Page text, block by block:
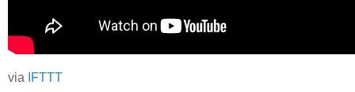
via IFTTT